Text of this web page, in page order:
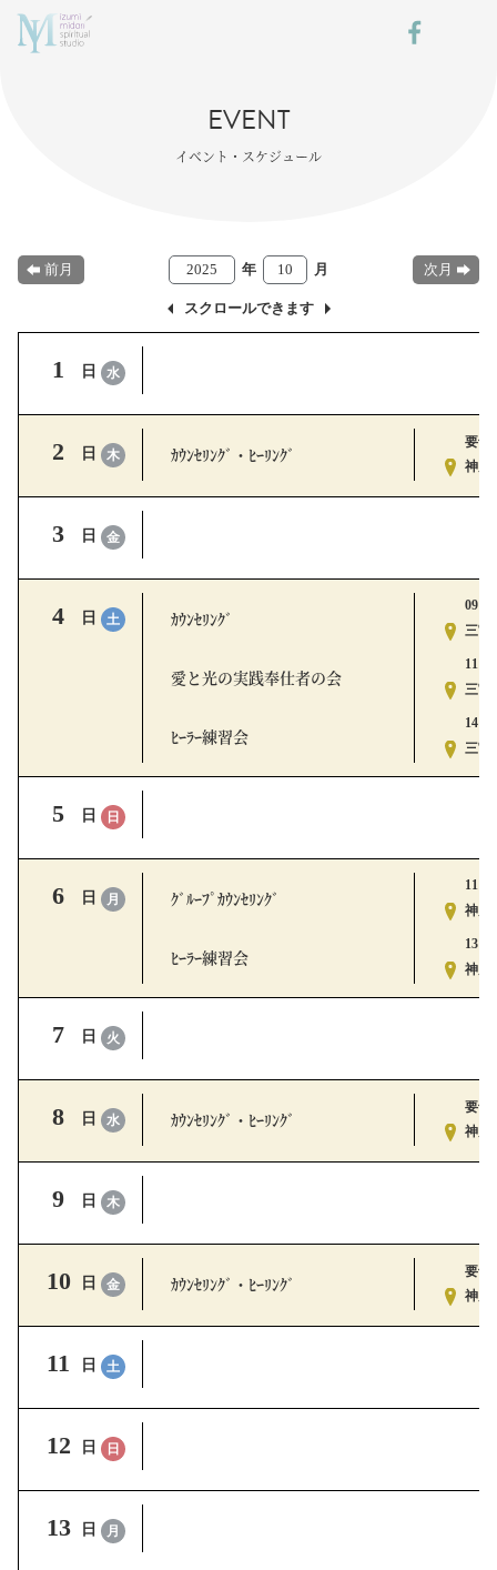
EVENT
イベント・スケジュール
前月 2025 年 10 月 次月
スクロールできます
1 日 水
2 日 木 ｶｳﾝｾﾘﾝｸﾞ・ﾋｰﾘﾝｸﾞ
要予
神戸
3 日 金
4 日 土 ｶｳﾝｾﾘﾝｸﾞ
三宮
愛と光の実践奉仕者の会
三宮
ﾋｰﾗｰ練習会
三宮
5 日 日
6 日 月 ｸﾞﾙｰﾌﾟｶｳﾝｾﾘﾝｸﾞ
神戸
ﾋｰﾗｰ練習会
神戸
7 日 火
8 日 水 ｶｳﾝｾﾘﾝｸﾞ・ﾋｰﾘﾝｸﾞ
要予
神戸
9 日 木
10 日 金 ｶｳﾝｾﾘﾝｸﾞ・ﾋｰﾘﾝｸﾞ
要予
神戸
11 日 土
12 日 日
13 日 月